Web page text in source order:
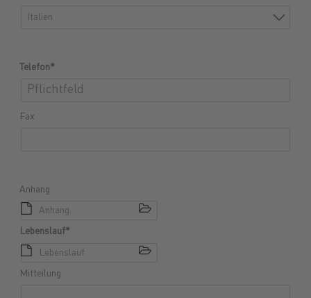
Italien
Telefon*
Fax
Anhang
Anhang
Lebenslauf*
Lebenslauf
Mitteilung